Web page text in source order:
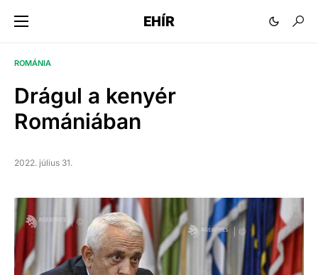
EHÍR
ROMÁNIA
Drágul a kenyér
Romániában
2022. július 31.